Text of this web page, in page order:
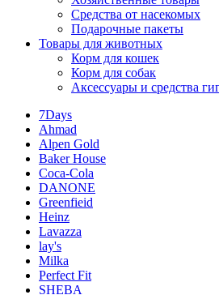
Средства от насекомых
Подарочные пакеты
Товары для животных
Корм для кошек
Корм для собак
Аксессуары и средства
7Days
Ahmad
Alpen Gold
Baker House
Coca-Cola
DANONE
Greenfieid
Heinz
Lavazza
lay's
Milka
Perfect Fit
SHEBA